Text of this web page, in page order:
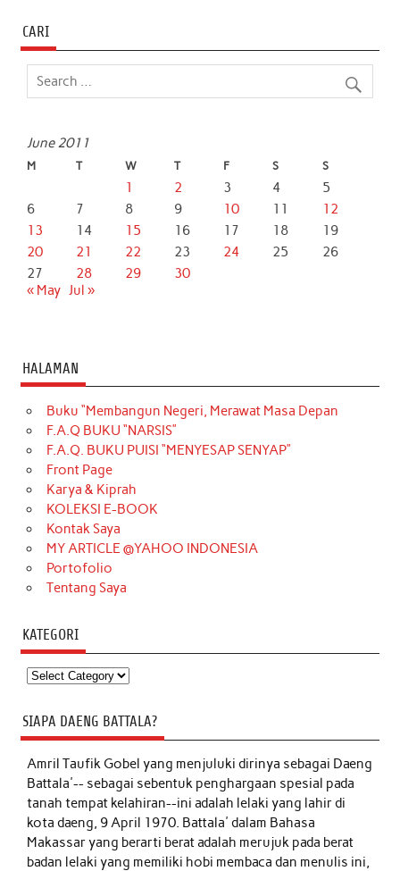
CARI
June 2011
M T W T F S S
1 2 3 4
5
6
7 8 9 10 11
12
13
14 15 16 17 18
19
20
21 22 23 24 25
26
27
28 29
30
« May Jul »
HALAMAN
Buku “Membangun Negeri, Merawat Masa Depan
F.A.Q BUKU “NARSIS”
F.A.Q. BUKU PUISI “MENYESAP SENYAP”
Front Page
Karya & Kiprah
KOLEKSI E-BOOK
Kontak Saya
MY ARTICLE @YAHOO INDONESIA
Portofolio
Tentang Saya
KATEGORI
Kategori
SIAPA DAENG BATTALA?
Amril Taufik Gobelyang menjuluki dirinya sebagai Daeng
Battala'-- sebagai sebentuk penghargaan spesial pada
tanah tempat kelahiran--ini adalah lelaki yang lahir di
kota daeng, 9 April 1970. Battala' dalam Bahasa
Makassar yang berarti berat adalah merujuk pada berat
badan lelaki yang memiliki hobi membaca dan menulis ini,